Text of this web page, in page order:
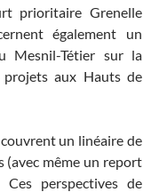
prioritaire Grenelle
également un
Mesnil-Tétier sur la
projets aux Hauts de
un linéaire de
(avec même un report
perspectives de